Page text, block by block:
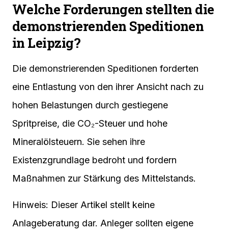
Welche Forderungen stellten die
demonstrierenden Speditionen
in Leipzig?
Die demonstrierenden Speditionen forderten
eine Entlastung von den ihrer Ansicht nach zu
hohen Belastungen durch gestiegene
Spritpreise, die CO₂-Steuer und hohe
Mineralölsteuern. Sie sehen ihre
Existenzgrundlage bedroht und fordern
Maßnahmen zur Stärkung des Mittelstands.
Hinweis: Dieser Artikel stellt keine
Anlageberatung dar. Anleger sollten eigene